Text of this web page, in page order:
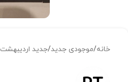
خانه/موجودی جدید/جدید اردیبهشت